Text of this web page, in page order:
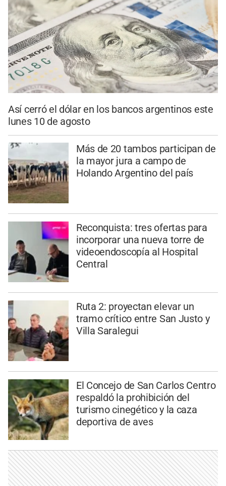
Así cerró el dólar en los bancos argentinos este
lunes 10 de agosto
Más de 20 tambos participan de
la mayor jura a campo de
Holando Argentino del país
Reconquista: tres ofertas para
incorporar una nueva torre de
videoendoscopía al Hospital
Central
Ruta 2: proyectan elevar un
tramo crítico entre San Justo y
Villa Saralegui
El Concejo de San Carlos Centro
respaldó la prohibición del
turismo cinegético y la caza
deportiva de aves